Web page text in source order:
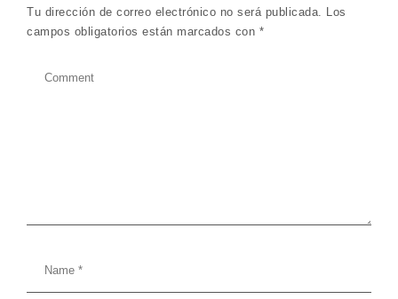
Tu dirección de correo electrónico no será publicada. Los
campos obligatorios están marcados con *